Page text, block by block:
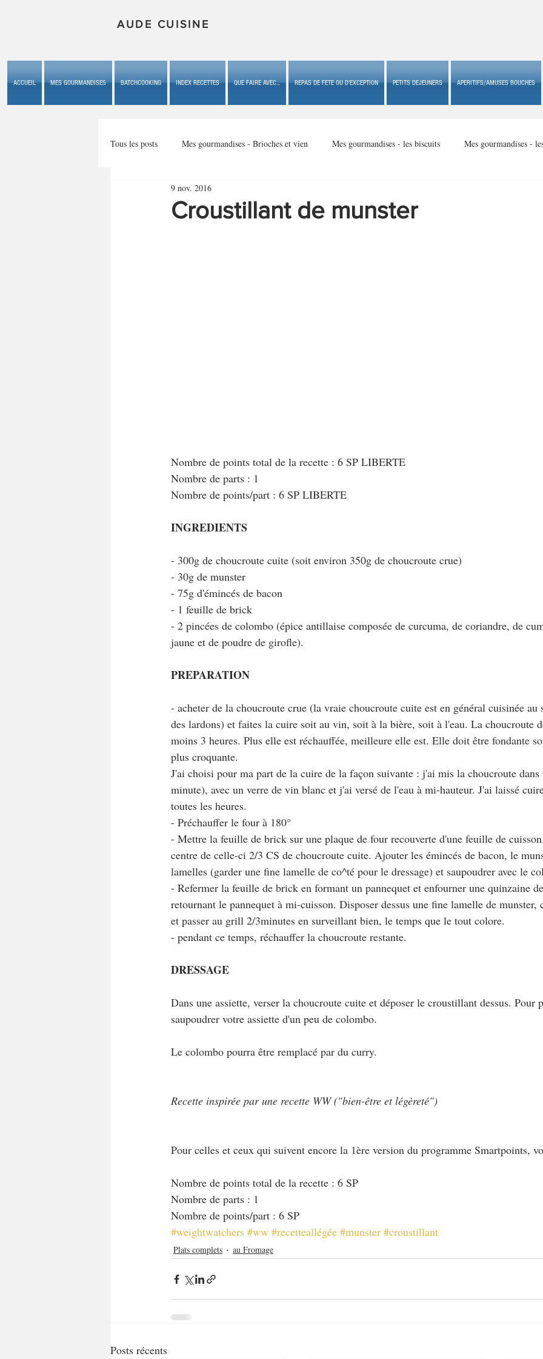
AUDE CUISINE
ACCUEIL MES GOURMANDISES BATCHCOOKING INDEX RECETTES QUE FAIRE AVEC... REPAS DE FETE OU D'EXCEPTION PETITS DEJEUNERS APERITIFS/AMUSES BOUCHES
Tous les posts Mes gourmandises - Brioches et vien Mes gourmandises - les biscuits Mes gourmandises -
Mes gourmandises - les gâteaux du b
Croustillant de munster
9 nov. 2016
Nombre de points total de la recette : 6 SP LIBERTE
Nombre de parts : 1
Nombre de points/part : 6 SP LIBERTE
INGREDIENTS
- 300g de choucroute cuite (soit environ 350g de choucroute crue)
- 30g de munster
- 75g d'émincés de bacon
- 1 feuille de brick
- 2 pincées de colombo (épice antillaise composée de curcuma, de coriandre, de
jaune et de poudre de girofle).
PREPARATION
- acheter de la choucroute crue (la vraie choucroute cuite est en général cuisinée au
des lardons) et faites la cuire soit au vin, soit à la bière, soit à l'eau. La choucroute
moins 3 heures. Plus elle est réchauffée, meilleure elle est. Elle doit être fondante
plus croquante.
J'ai choisi pour ma part de la cuire de la façon suivante : j'ai mis la choucroute dans
minute), avec un verre de vin blanc et j'ai versé de l'eau à mi-hauteur. J'ai laissé
toutes les heures.
- Préchauffer le four à 180°
- Mettre la feuille de brick sur une plaque de four recouverte d'une feuille de
centre de celle-ci 2/3 CS de choucroute cuite. Ajouter les émincés de bacon, le
lamelles (garder une fine lamelle de co^té pour le dressage) et saupoudrer avec le
- Refermer la feuille de brick en formant un pannequet et enfourner une quinzaine
retournant le pannequet à mi-cuisson. Disposer dessus une fine lamelle de munster,
et passer au grill 2/3minutes en surveillant bien, le temps que le tout colore.
- pendant ce temps, réchauffer la choucroute restante.
DRESSAGE
Dans une assiette, verser la choucroute cuite et déposer le croustillant dessus. Pour
saupoudrer votre assiette d'un peu de colombo.
Le colombo pourra être remplacé par du curry.
Recette inspirée par une recette WW ("bien-être et légèreté")
Pour celles et ceux qui suivent encore la 1ère version du programme Smartpoints,
Nombre de points total de la recette : 6 SP
Nombre de parts : 1
Nombre de points/part : 6 SP
#weightwatchers #ww #recetteallégée #munster #croustillant
Plats complets au Fromage
Posts récents